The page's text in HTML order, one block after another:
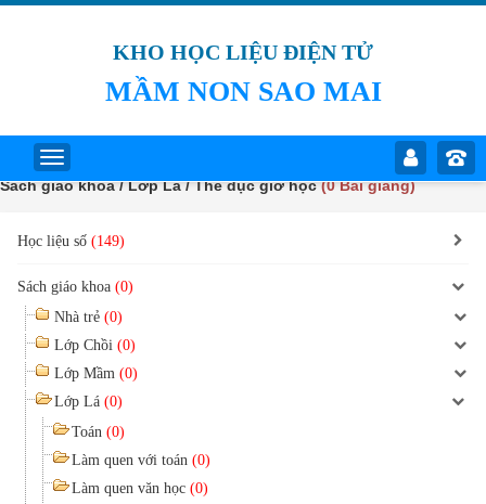
KHO HỌC LIỆU ĐIỆN TỬ
MẦM NON SAO MAI
Sách giáo khoa / Lớp Lá / Thể dục giờ học(0 Bài giảng)
Học liệu số (149)
Sách giáo khoa (0)
Nhà trẻ (0)
Lớp Chồi (0)
Lớp Mầm (0)
Lớp Lá (0)
Toán (0)
Làm quen với toán (0)
Làm quen văn học (0)